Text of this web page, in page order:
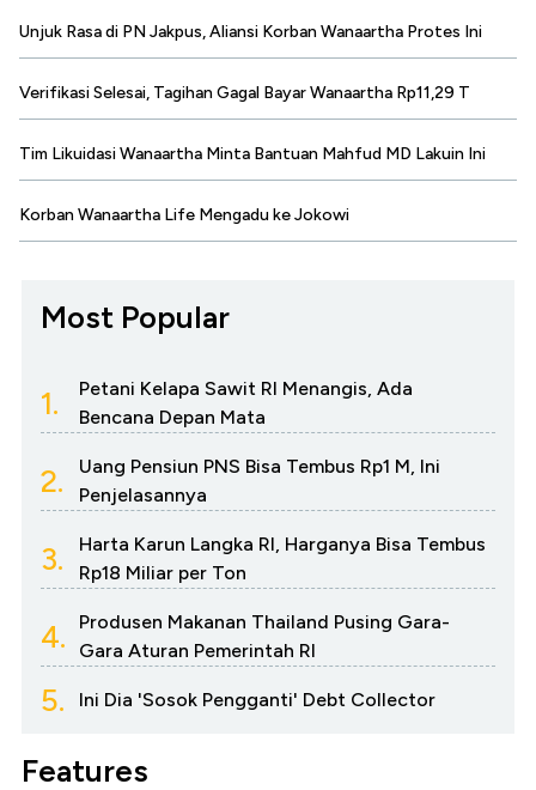
Unjuk Rasa di PN Jakpus, Aliansi Korban Wanaartha Protes Ini
Verifikasi Selesai, Tagihan Gagal Bayar Wanaartha Rp11,29 T
Tim Likuidasi Wanaartha Minta Bantuan Mahfud MD Lakuin Ini
Korban Wanaartha Life Mengadu ke Jokowi
Most Popular
1.
Petani Kelapa Sawit RI Menangis, Ada
Bencana Depan Mata
2.
Uang Pensiun PNS Bisa Tembus Rp1 M, Ini
Penjelasannya
3.
Harta Karun Langka RI, Harganya Bisa Tembus
Rp18 Miliar per Ton
4.
Produsen Makanan Thailand Pusing Gara-
Gara Aturan Pemerintah RI
5. Ini Dia 'Sosok Pengganti' Debt Collector
Features